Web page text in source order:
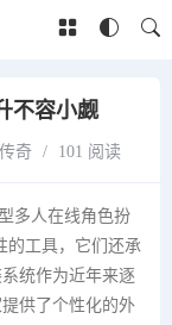
不容小觑
奇 / 101 阅读
多人在线角色扮
的工具，它们还承
统作为近年来逐
供了个性化的外